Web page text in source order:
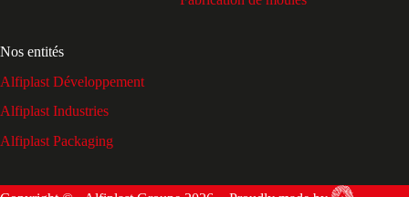
Nos entités
Alfiplast Développement
Alfiplast Industries
Alfiplast Packaging